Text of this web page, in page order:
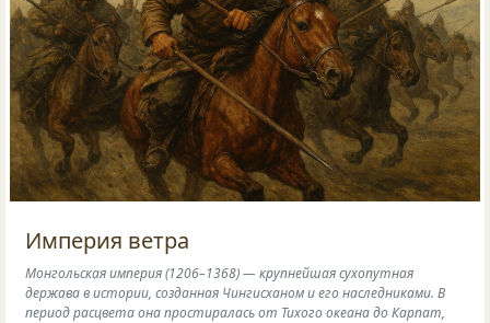
Империя ветра
Монгольская империя (1206–1368) — крупнейшая сухопутная
держава в истории, созданная Чингисханом и его наследниками. В
период расцвета она простиралась от Тихого океана до Карпат,